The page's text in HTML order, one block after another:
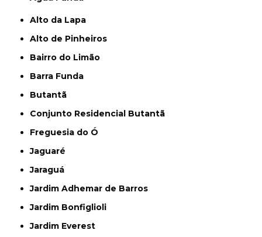
Alto da Lapa
Alto de Pinheiros
Bairro do Limão
Barra Funda
Butantã
Conjunto Residencial Butantã
Freguesia do Ó
Jaguaré
Jaraguá
Jardim Adhemar de Barros
Jardim Bonfiglioli
Jardim Everest